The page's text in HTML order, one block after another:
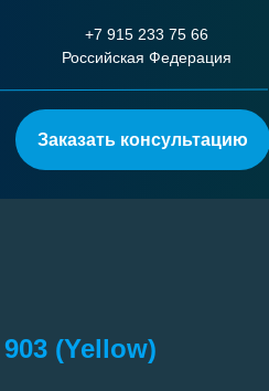
Заказать консультацию
+7 915 233 75 66
Российская Федерация
(Yellow)